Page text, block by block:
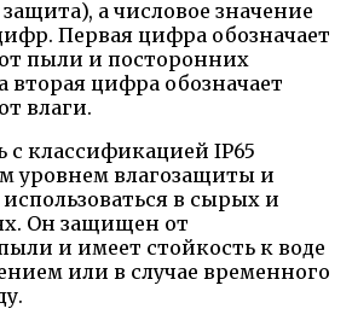
а числовое значение
Первая цифра обозначает
пыли и посторонних
вторая цифра обозначает
влаги.
с классификацией IP65
уровнем влагозащиты и
в сырых и
Он защищен от
и имеет стойкость к воде
или в случае временного